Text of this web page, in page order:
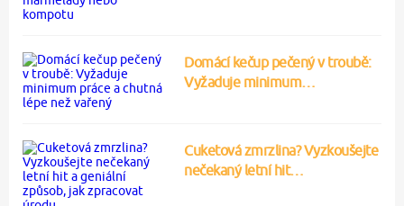
Domácí kečup pečený v troubě:
Vyžaduje minimum…
Cuketová zmrzlina? Vyzkoušejte
nečekaný letní hit…